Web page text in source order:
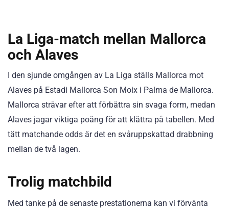
La Liga-match mellan Mallorca
och Alaves
I den sjunde omgången av La Liga ställs Mallorca mot
Alaves på Estadi Mallorca Son Moix i Palma de Mallorca.
Mallorca strävar efter att förbättra sin svaga form, medan
Alaves jagar viktiga poäng för att klättra på tabellen. Med
tätt matchande odds är det en svåruppskattad drabbning
mellan de två lagen.
Trolig matchbild
Med tanke på de senaste prestationerna kan vi förvänta